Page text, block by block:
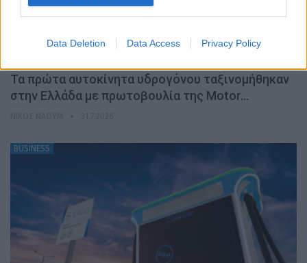
Data Deletion Data Access Privacy Policy
Τα πρώτα αυτοκίνητα υδρογόνου ταξινομήθηκαν
στην Ελλάδα με πρωτοβουλία της Motor…
BUSINESS